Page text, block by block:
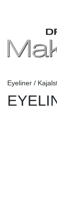
Eyeliner /